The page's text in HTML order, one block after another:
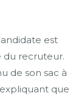
est
du recruteur.
de son sac à
que